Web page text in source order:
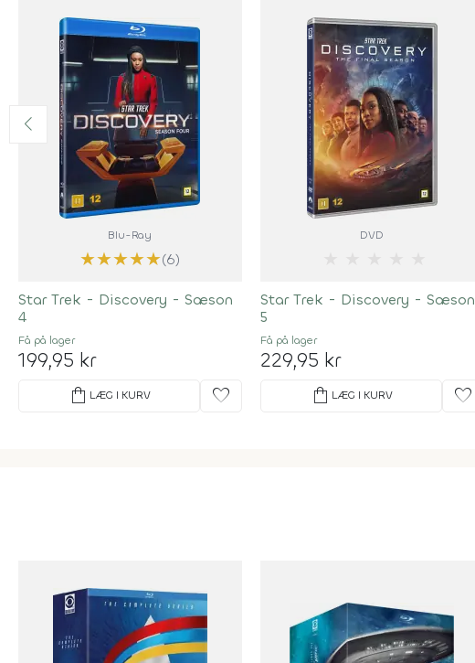
Blu-Ray
★★★★★(6)
Star Trek - Discovery - Sæson
4
Få på lager
199,95 kr
shopping_bag LÆG I KURV favorite
DVD
Star Trek - Discovery - Sæson
5
Få på lager
229,95 kr
shopping_bag LÆG I KURV favorite